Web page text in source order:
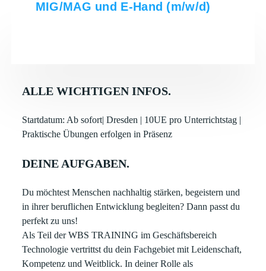
MIG/MAG und E-Hand (m/w/d)
ALLE WICHTIGEN INFOS.
Startdatum: Ab sofort| Dresden | 10UE pro Unterrichtstag |
Praktische Übungen erfolgen in Präsenz
DEINE AUFGABEN.
Du möchtest Menschen nachhaltig stärken, begeistern und
in ihrer beruflichen Entwicklung begleiten? Dann passt du
perfekt zu uns!
Als Teil der WBS TRAINING im Geschäftsbereich
Technologie vertrittst du dein Fachgebiet mit Leidenschaft,
Kompetenz und Weitblick. In deiner Rolle als